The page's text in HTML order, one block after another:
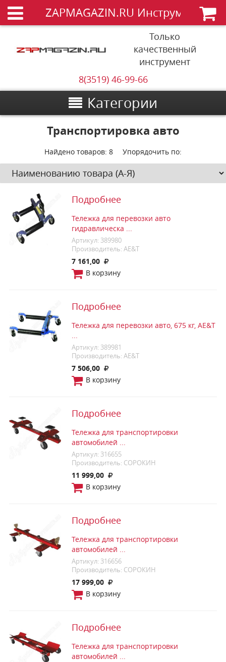
ZAPMAGAZIN.RU Инструменты
Только
качественный
инструмент
8(3519) 46-99-66
Категории
Транспортировка авто
Найдено товаров: 8 Упорядочить по:
Подробнее
Тележка для перевозки авто
гидравлическа ...
Артикул: 389980
Производитель: AE&T
7 161,00
В корзину
Подробнее
Тележка для перевозки авто, 675 кг, AE&T
...
Артикул: 389981
Производитель: AE&T
7 506,00
В корзину
Подробнее
Тележка для транспортировки
автомобилей ...
Артикул: 316655
Производитель: СОРОКИН
11 999,00
В корзину
Подробнее
Тележка для транспортировки
автомобилей ...
Артикул: 316656
Производитель: СОРОКИН
17 999,00
В корзину
Подробнее
Тележка для транспортировки
автомобилей ...